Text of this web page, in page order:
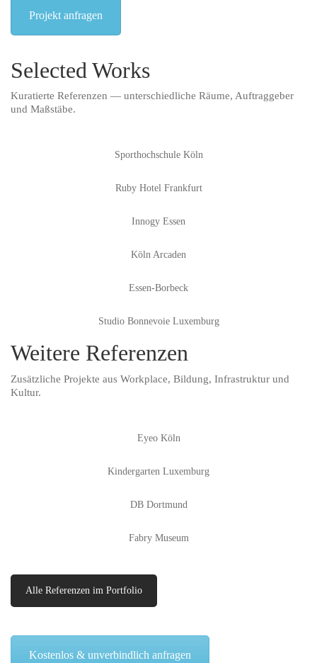
Projekt anfragen
Selected Works
Kuratierte Referenzen — unterschiedliche Räume, Auftraggeber
und Maßstäbe.
Sporthochschule Köln
Ruby Hotel Frankfurt
Innogy Essen
Köln Arcaden
Essen-Borbeck
Studio Bonnevoie Luxemburg
Weitere Referenzen
Zusätzliche Projekte aus Workplace, Bildung, Infrastruktur und
Kultur.
Eyeo Köln
Kindergarten Luxemburg
DB Dortmund
Fabry Museum
Alle Referenzen im Portfolio
Kostenlos & unverbindlich anfragen